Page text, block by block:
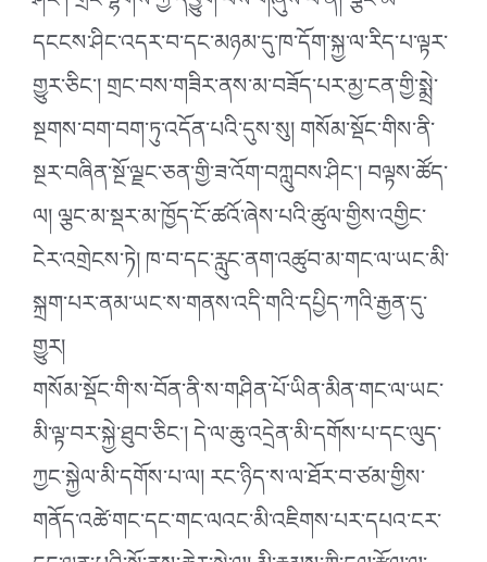
དངངས་ཤིང་འདར་བ་དང་མཉམ་དུ་ཁ་དོག་སྐྱ་ལ་རིད་པ་ལྟར་
གྱུར་ཅིང༌། གྲང་བས་གཟིར་ནས་མ་བཟོད་པར་མྱ་ངན་གྱི་སྨྲེ་
སྔགས་བག་བག་ཏུ་འདོན་པའི་དུས་སུ། གསོམ་སྡོང་གིས་ནི་
སྔར་བཞིན་སྔོ་ལྗང་ཅན་གྱི་ཟ་འོག་བཀླུབས་ཤིང༌། བལྟས་ཚོད་
ལ། ལྕང་མ་སྡར་མ་ཁྱོད་ངོ་ཚའོ་ཞེས་པའི་ཚུལ་གྱིས་འགྱིང་
ངེར་འགྲེངས་ཏེ། ཁ་བ་དང་རླུང་ནག་འཚུབ་མ་གང་ལ་ཡང་མི་
སྐྲག་པར་ནམ་ཡང་ས་གནས་འདི་གའི་དཔྱིད་ཀའི་རྒྱན་དུ་
གྱུར།
གསོམ་སྡོང་གི་ས་བོན་ནི་ས་གཤིན་པོ་ཡིན་མིན་གང་ལ་ཡང་
མི་ལྟ་བར་སྐྱེ་ཐུབ་ཅིང༌། དེ་ལ་ཆུ་འདྲེན་མི་དགོས་པ་དང་ལུད་
ཀྱང་སྐྱེལ་མི་དགོས་པ་ལ། རང་ཉིད་ས་ལ་ཐོར་བ་ཙམ་གྱིས་
གནོད་འཚེ་གང་དང་གང་ལའང་མི་འཇིགས་པར་དཔའ་ངར་